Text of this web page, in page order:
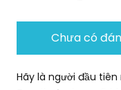
Chưa có
Hãy là người đầu tiên